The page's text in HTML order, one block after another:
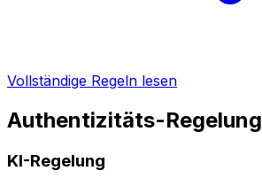
Vollständige Regeln lesen
Authentizitäts-Regelung
KI-Regelung